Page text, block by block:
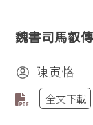
魏書司馬叡
陳寅恪
全文下載